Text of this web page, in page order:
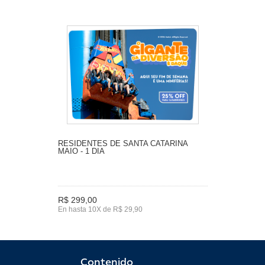
RESIDENTES DE SANTA CATARINA
MAIO - 1 DIA
R$ 299,00
En hasta 10X de R$ 29,90
Contenido